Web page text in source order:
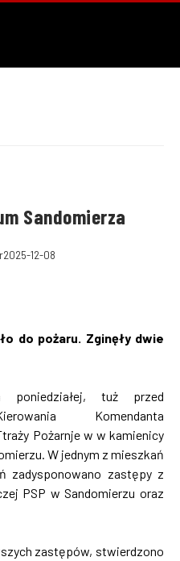
Sandomierza
2025-12-08
do pożaru. Zginęły dwie
tuż przed
Komendanta
Pożarnje w w kamienicy
W jednym z mieszkań
zadysponowano zastępy z
PSP w Sandomierzu oraz
zastępów, stwierdzono